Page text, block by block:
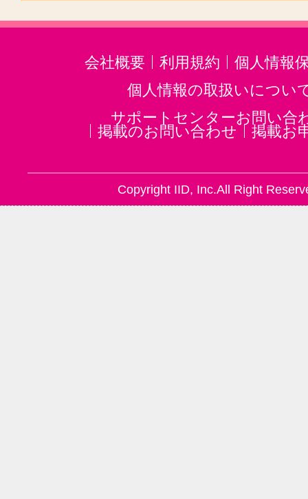
会社概要 利用規約
個人情報
個人情報の取扱いについ
サポートセンターお問い合
掲載のお問い合わせ
掲載お
Copyright IID, Inc.All Right